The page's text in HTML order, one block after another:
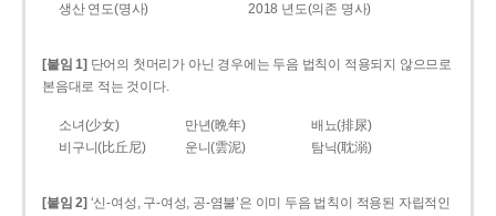
생산 연도(명사)
2018 년도(의존 명사)
[붙임 1] 단어의 첫머리가 아닌 경우에는 두음 법칙이 적용되지 않으므로
본음대로 적는 것이다.
소녀(少女) 만년(晩年)
배뇨(排尿)
비구니(比丘尼)
운니(雲泥) 탐닉(耽溺)
[붙임 2] ‘신-여성, 구-여성, 공-염불’은 이미 두음 법칙이 적용된 자립적인